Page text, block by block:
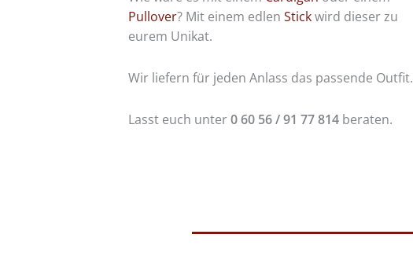
Pullover? Mit einem edlen Stickwird dieser zu
eurem Unikat.
Wir liefern für jeden Anlass das passende Outfit.
Lasst euch unter0 60 56 / 91 77 814beraten.